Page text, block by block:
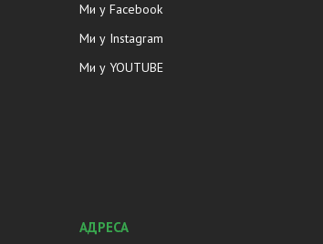
Ми у Facebook
Ми у Instagram
Ми у YOUTUBE